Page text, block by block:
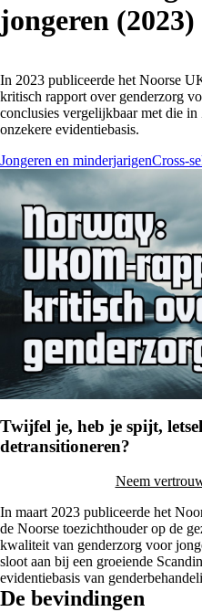
jongeren (2023)
In 2023 publiceerde het Noorse
kritisch rapport over genderzorg
conclusies vergelijkbaar met die
onzekere evidentiebasis.
Jongeren en minderjarigenCross-
Twijfel je, heb je spijt,
detransitioneren?
Neem
In maart 2023 publiceerde het
de Noorse toezichthouder op de
kwaliteit van genderzorg voor
sloot aan bij een groeiende
evidentiebasis van
De bevindingen